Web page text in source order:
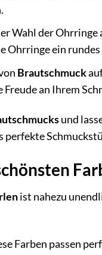
Wahl der
Ohrringe ein
Brautschmuck
an Ihrem
und
perfekte
ist nahezu
Farben passen